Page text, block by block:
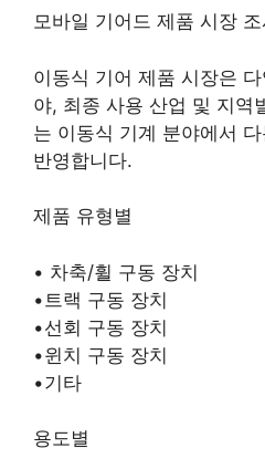
모바일 기어드 제품 시장
이동식 기어 제품 시장은
야, 최종 사용 산업 및 지역
는 이동식 기계 분야에서
반영합니다.
제품 유형별
• 차축/휠 구동 장치
•트랙 구동 장치
•선회 구동 장치
•윈치 구동 장치
•기타
용도별